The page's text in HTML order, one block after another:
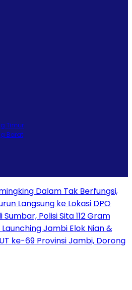
Timur
Barat
Dalam Tak Berfungsi,
Langsung ke Lokasi DPO
Polisi Sita 112 Gram
Jambi Elok Nian &
ke-69 Provinsi Jambi, Dorong